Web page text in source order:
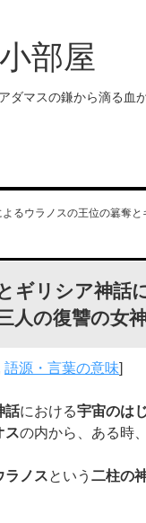
部屋
ダマスの鎌から滴る血
よるウラノスの王位の簒奪
ギリシア神話
人の復讐の女
語源・言葉の意味]
話における宇宙のは
スの内から、ある時、
ラノスという 二柱の